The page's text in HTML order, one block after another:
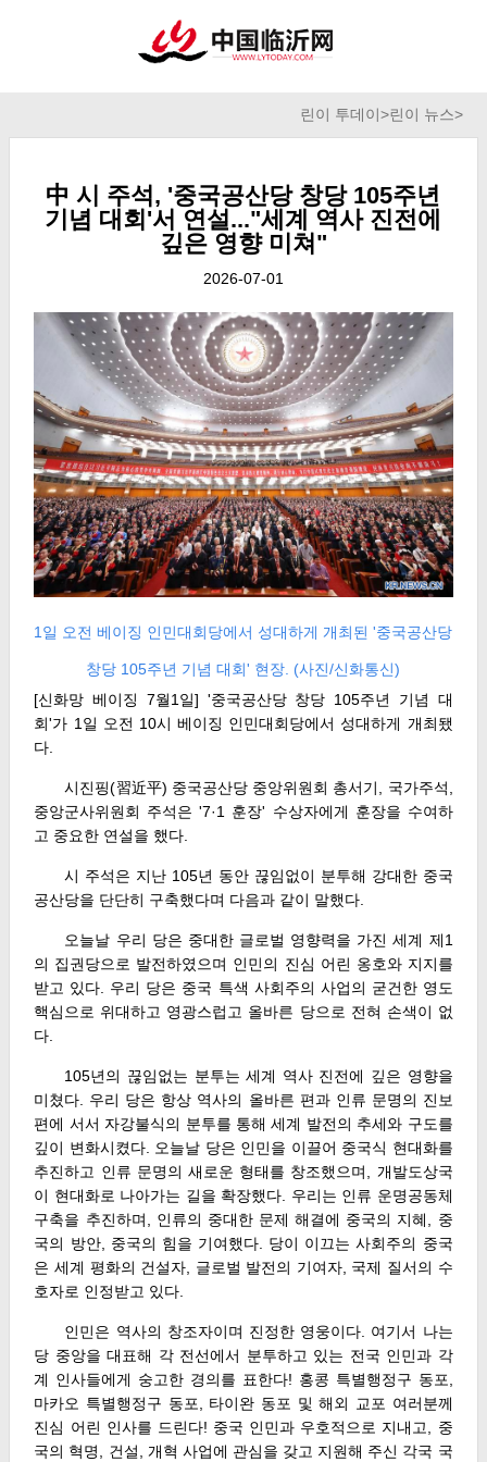
린이 투데이>린이 뉴스>
中 시 주석, '중국공산당 창당 105주년
기념 대회'서 연설..."세계 역사 진전에
깊은 영향 미쳐"
2026-07-01
1일 오전 베이징 인민대회당에서 성대하게 개최된 '중국공산당
창당 105주년 기념 대회' 현장. (사진/신화통신)
[신화망 베이징 7월1일] '중국공산당 창당 105주년 기념 대
회'가 1일 오전 10시 베이징 인민대회당에서 성대하게 개최됐
다.
시진핑(習近平) 중국공산당 중앙위원회 총서기, 국가주석,
중앙군사위원회 주석은 '7·1 훈장' 수상자에게 훈장을 수여하
고 중요한 연설을 했다.
시 주석은 지난 105년 동안 끊임없이 분투해 강대한 중국
공산당을 단단히 구축했다며 다음과 같이 말했다.
오늘날 우리 당은 중대한 글로벌 영향력을 가진 세계 제1
의 집권당으로 발전하였으며 인민의 진심 어린 옹호와 지지를
받고 있다. 우리 당은 중국 특색 사회주의 사업의 굳건한 영도
핵심으로 위대하고 영광스럽고 올바른 당으로 전혀 손색이 없
다.
105년의 끊임없는 분투는 세계 역사 진전에 깊은 영향을
미쳤다. 우리 당은 항상 역사의 올바른 편과 인류 문명의 진보
편에 서서 자강불식의 분투를 통해 세계 발전의 추세와 구도를
깊이 변화시켰다. 오늘날 당은 인민을 이끌어 중국식 현대화를
추진하고 인류 문명의 새로운 형태를 창조했으며, 개발도상국
이 현대화로 나아가는 길을 확장했다. 우리는 인류 운명공동체
구축을 추진하며, 인류의 중대한 문제 해결에 중국의 지혜, 중
국의 방안, 중국의 힘을 기여했다. 당이 이끄는 사회주의 중국
은 세계 평화의 건설자, 글로벌 발전의 기여자, 국제 질서의 수
호자로 인정받고 있다.
인민은 역사의 창조자이며 진정한 영웅이다. 여기서 나는
당 중앙을 대표해 각 전선에서 분투하고 있는 전국 인민과 각
계 인사들에게 숭고한 경의를 표한다! 홍콩 특별행정구 동포,
마카오 특별행정구 동포, 타이완 동포 및 해외 교포 여러분께
진심 어린 인사를 드린다! 중국 인민과 우호적으로 지내고, 중
국의 혁명, 건설, 개혁 사업에 관심을 갖고 지원해 주신 각국 국